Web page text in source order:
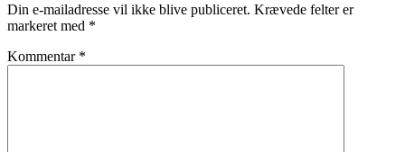
Din e-mailadresse vil ikke blive publiceret. Krævede felter er
markeret med *
Kommentar *